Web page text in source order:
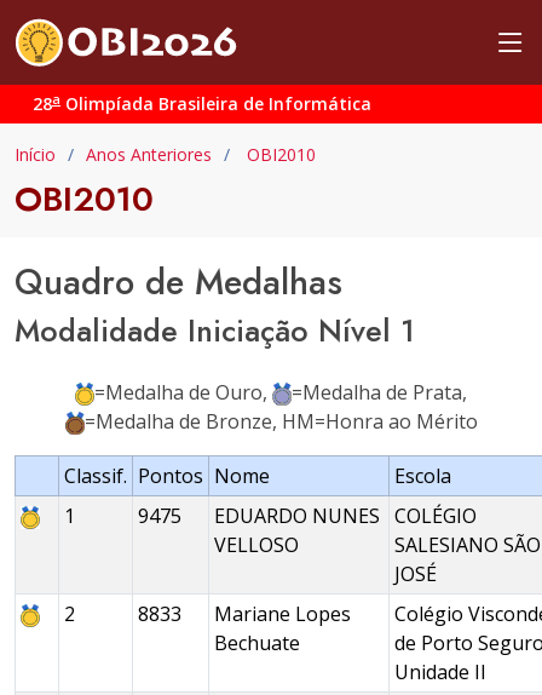
28a Olimpíada Brasileira de Informática
Início Anos Anteriores OBI2010
OBI2010
Quadro de Medalhas
Modalidade Iniciação Nível 1
=Medalha de Ouro,
=Medalha de Prata,
=Medalha de Bronze, HM=Honra ao Mérito
Classif. Pontos Nome
Escola
1
9475
EDUARDO NUNES
VELLOSO
COLÉGIO
SALESIANO SÃO
JOSÉ
2
8833
Mariane Lopes
Bechuate
Colégio
de Porto
Unidade II